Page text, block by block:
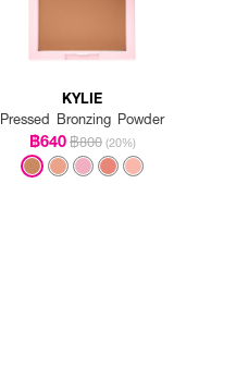
KYLIE
Pressed Bronzing Powder
฿640฿800 (20%)